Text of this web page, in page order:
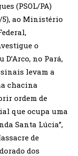
(PSOL/PA)
ao Ministério
o
D’Arco, no Pará,
sinais levam a
chacina
ordem de
que ocupa uma
Santa Lúcia”,
de
dos